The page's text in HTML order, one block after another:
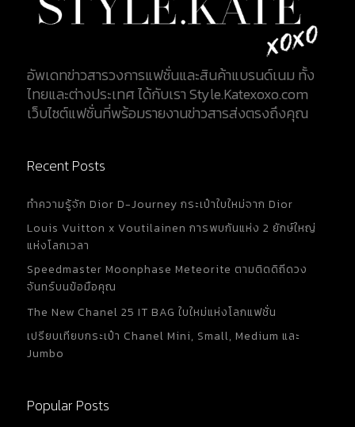
อัพเดทข่าวสารวงการแฟชั่นและสินค้าแบรนด์เนม ทั้ง
ไทยและต่างประเทศ ได้กับเรา Style.Katexoxo.com
เว็บไซต์แฟชั่นที่พร้อมรายงานข่าวสารส่งตรงถึงคุณ
Recent Posts
ทำความรู้จัก Dior D-Journey กระเป๋าใบใหม่จาก Dior
Louis Vuitton x Voutilainen การพบกันแห่ง 2 ยักษ์ใหญ่
แห่งโลกเวลา
Speedmaster Moonphase Meteorite ตามติดดิถีดวง
จันทร์บนข้อมือคุณ
The New Chanel 25 IT BAG ใบใหม่แห่งโลกแฟชั่น
เปรียบเทียบกระเป๋า Chanel Mini, Small, Medium และ
Jumbo
Popular Posts